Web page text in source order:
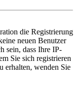
die Registrierung
neuen Benutzer
sein, dass Ihre IP-
Sie sich registrieren
erhalten, wenden Sie